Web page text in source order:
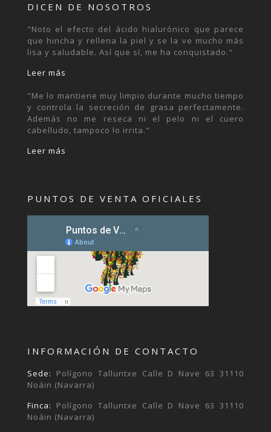
DICEN DE NOSOTROS
"Noto el efecto del ácido hialurónico que parece
que hincha y rellena la piel y se la ve mucho más
lisa y saludable. Así que sí, me ha conquistado."
Leer más
"Me lo mantiene muy limpio durante mucho tiempo
y controla la secreción de grasa perfectamente.
Además no me reseca ni el pelo ni el cuero
cabelludo, tampoco lo irrita."
Leer más
PUNTOS DE VENTA OFICIALES
INFORMACIÓN DE CONTACTO
Sede: Polígono Talluntxe Calle D Nave 63 31110
Noáin (Navarra)
Finca: Polígono Talluntxe Calle D Nave 63 31110
Noáin (Navarra)